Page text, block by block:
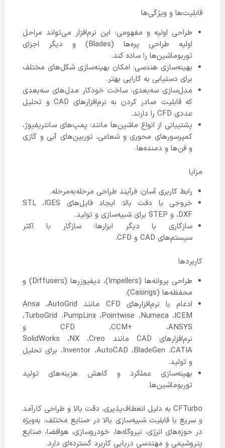
قابلیت‌ها و ویژگی‌ها
طراحی اولیه و مفهومی: این نرم‌افزار می‌تواند مراحل
اولیه طراحی پره‌ها (Blades) و دیگر اجزای
توربوماشین‌ها را ساده کند.
بهینه‌سازی هندسی: امکان بهینه‌سازی شکل‌های مختلف
برای دستیابی به کارایی بهتر.
مدل‌سازی سه‌بعدی: ساخت خودکار مدل‌های سه‌بعدی
که قابلیت صادر کردن به نرم‌افزارهای CAD و تحلیل
عددی CFD را دارند.
پشتیبانی از انواع ماشین‌ها مانند: پمپ‌های سانتریفیوژ،
کمپرسورهای محوری و شعاعی، توربین‌های آبی و گازی
و فن‌ها و دمنده‌ها.
مزایا
رابط کاربری آسان: فرآیند طراحی مرحله‌به‌مرحله.
خروجی با دقت بالا: ایجاد فایل‌های STL ،IGES
،DXF و STEP برای شبیه‌سازی و تولید.
سازگاری با دیگر ابزارها: سازگار با اکثر
سیستم‌های CAD و CFD.
کاربردها
طراحی پروانه‌ها (Impellers)، دیفیوزرها (Diffusers) و
محفظه‌ها (Casings).
ادغام با نرم‌افزارهای CFD مانند Ansa ،AutoGrid
،TurboGrid ،PumpLinx ،Pointwise ،Numeca ،ICEM
CFD ،CCM+ ،ANSYS و
نرم‌افزارهای CAD مانند SolidWorks ،NX ،Creo
،Inventor ،AutoCAD ،BladeGen ،CATIA برای تحلیل
و تولید.
بهینه‌سازی عملکرد و کاهش هزینه‌های تولید
توربوماشین‌ها.
CFTurbo به دلیل انعطاف‌پذیری، دقت بالا و طراحی کارآمد
و سریع با قابلیت شبیه‌سازی بالا در صنایع مختلف، به‌ویژه
در حوزه‌های انرژی، نیروگاه‌ها، خودروسازی، هوافضا، صنایع
پتروشیمی و مهندسی دریایی کاربرد گسترده‌ای دارد.